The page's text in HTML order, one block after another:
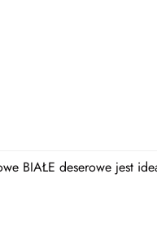
BIAŁE deserowe jest